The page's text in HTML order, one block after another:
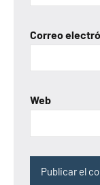
Correo
Web